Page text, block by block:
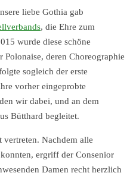
liebe Gothia gab
, die Ehre zum
wurde diese schöne
deren Choreographie
sogleich der erste
vorher eingeprobte
wir dabei, und an dem
Bütthard begleitet.
Nachdem alle
ergriff der Consenior
Damen recht herzlich